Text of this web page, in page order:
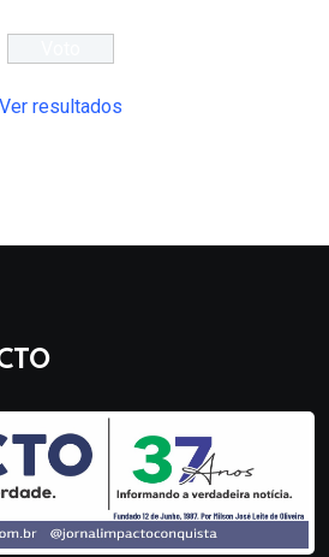
Ver resultados